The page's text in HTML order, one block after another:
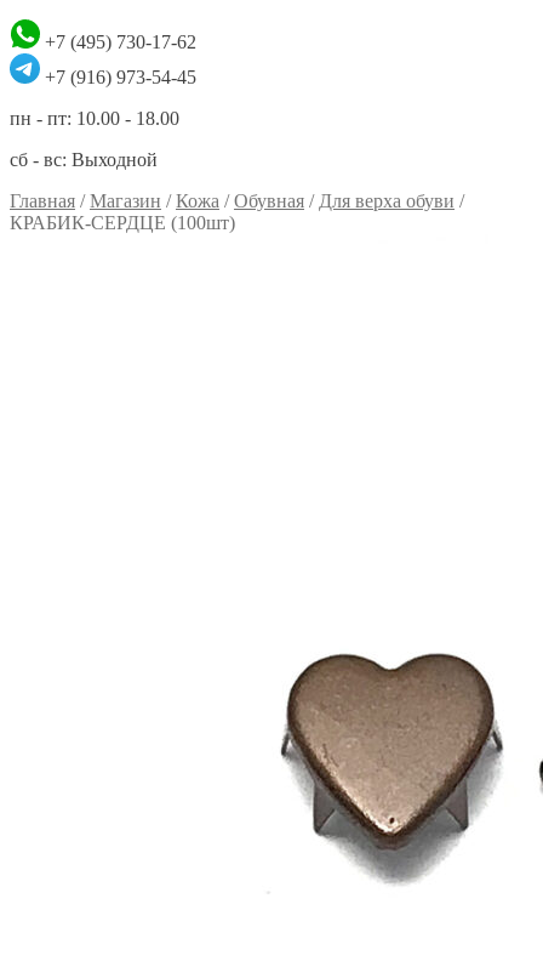
+7 (495) 730-17-62
+7 (916) 973-54-45
пн - пт: 10.00 - 18.00
сб - вс: Выходной
Главная /Магазин /Кожа /Обувная / Для верха обуви /
КРАБИК-СЕРДЦЕ (100шт)